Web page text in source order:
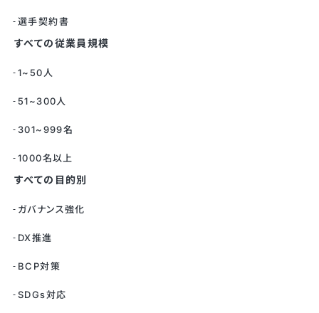
選手契約書
すべての従業員規模
1~50人
51~300人
301~999名
1000名以上
すべての目的別
ガバナンス強化
DX推進
BCP対策
SDGs対応